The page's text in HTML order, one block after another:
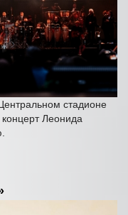
стадионе
Леонида